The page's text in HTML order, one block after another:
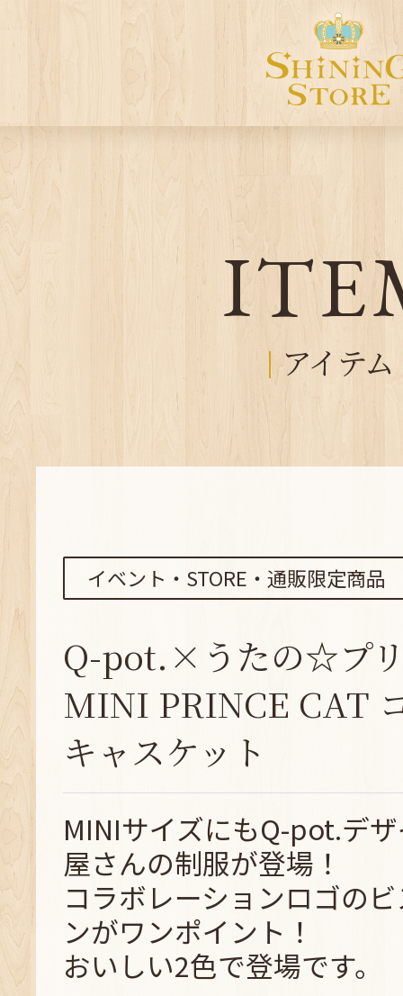
アイテム
イベント・STORE・通販限定商品
Q-pot.×うたの☆プ
MINI PRINCE CAT
キャスケット
MINIサイズにもQ-pot.デ
屋さんの制服が登場！
コラボレーションロゴの
ンがワンポイント！
おいしい2色で登場です。